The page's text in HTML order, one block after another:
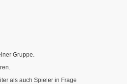
Gruppe.
als auch Spieler in Frage